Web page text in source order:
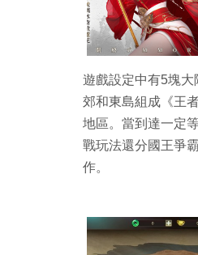
遊戲設定中有5塊
郊和東島組成《王
地區。當到達一定
戰玩法還分國王爭
作。